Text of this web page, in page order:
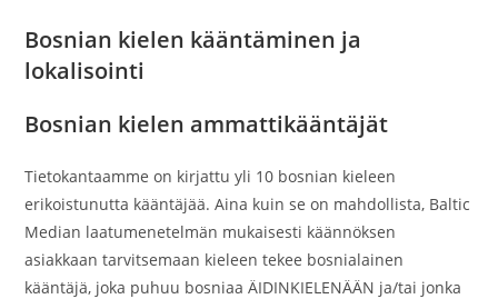
Bosnian kielen kääntäminen ja
lokalisointi
Bosnian kielen ammattikääntäjät
Tietokantaamme on kirjattu yli 10 bosnian kieleen
erikoistunutta kääntäjää. Aina kuin se on mahdollista, Baltic
Median laatumenetelmän mukaisesti käännöksen
asiakkaan tarvitsemaan kieleen tekee bosnialainen
kääntäjä, joka puhuu bosniaa ÄIDINKIELENÄÄN ja/tai jonka